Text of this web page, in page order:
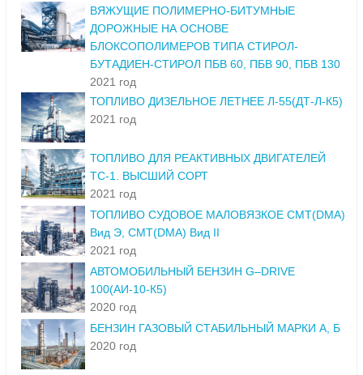
ВЯЖУЩИЕ ПОЛИМЕРНО-БИТУМНЫЕ
ДОРОЖНЫЕ НА ОСНОВЕ
БЛОКСОПОЛИМЕРОВ ТИПА СТИРОЛ-
БУТАДИЕН-СТИРОЛ ПБВ 60, ПБВ 90, ПБВ 130
2021 год
ТОПЛИВО ДИЗЕЛЬНОЕ ЛЕТНЕЕ Л-55(ДТ-Л-К5)
2021 год
ТОПЛИВО ДЛЯ РЕАКТИВНЫХ ДВИГАТЕЛЕЙ
ТС-1. ВЫСШИЙ СОРТ
2021 год
ТОПЛИВО СУДОВОЕ МАЛОВЯЗКОЕ СМТ(DMA)
Вид Э, СМТ(DMA) Вид II
2021 год
АВТОМОБИЛЬНЫЙ БЕНЗИН G–DRIVE
100(АИ-10-К5)
2020 год
БЕНЗИН ГАЗОВЫЙ СТАБИЛЬНЫЙ МАРКИ А, Б
2020 год